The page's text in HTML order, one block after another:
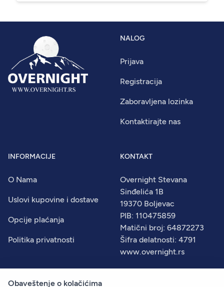
NALOG
Prijava
Registracija
Zaboravljena lozinka
Kontaktirajte nas
INFORMACIJE
O Nama
Uslovi kupovine i dostave
Opcije plaćanja
Politika privatnosti
KONTAKT
Overnight Stevana
Sinđelića 1B
19370 Boljevac
PIB: 110475859
Matični broj: 64872273
Šifra delatnosti: 4791
www.overnight.rs
Obaveštenje o kolačićima